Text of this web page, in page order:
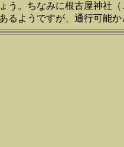
う。ちなみに根古屋神社
るようですが、通行可能